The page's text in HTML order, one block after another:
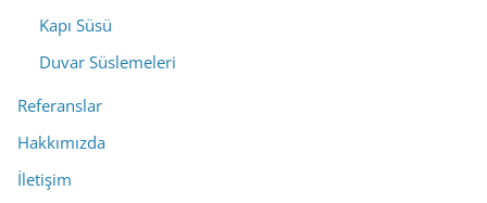
Kapı Süsü
Duvar Süslemeleri
Referanslar
Hakkımızda
İletişim